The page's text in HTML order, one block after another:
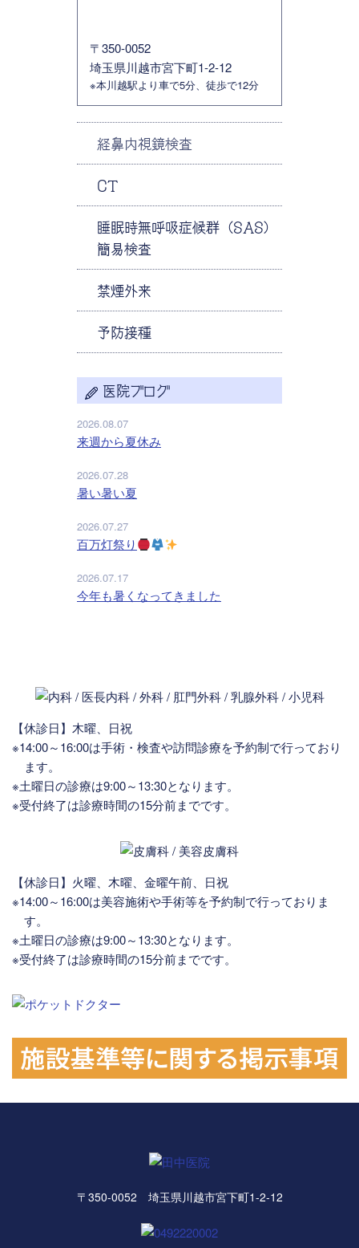
〒350-0052
埼玉県川越市宮下町1-2-12
※本川越駅より車で5分、徒歩で12分
経鼻内視鏡検査
CT
睡眠時無呼吸症候群（SAS）
簡易検査
禁煙外来
予防接種
医院ブログ
2026.08.07
来週から夏休み
2026.07.28
暑い暑い夏
2026.07.27
百万灯祭り
2026.07.17
今年も暑くなってきました
【休診日】木曜、日祝
※14:00～16:00は手術・検査や訪問診療を予約制で行っており
ます。
※土曜日の診療は9:00～13:30となります。
※受付終了は診療時間の15分前までです。
【休診日】火曜、木曜、金曜午前、日祝
※14:00～16:00は美容施術や手術等を予約制で行っておりま
す。
※土曜日の診療は9:00～13:30となります。
※受付終了は診療時間の15分前までです。
〒350-0052 埼玉県川越市宮下町1-2-12